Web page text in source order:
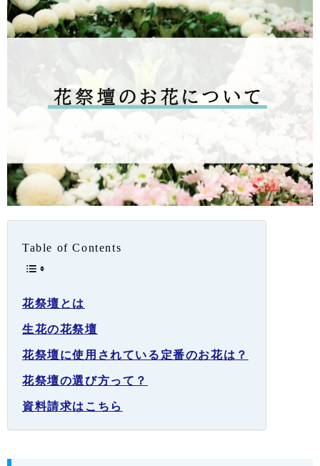
Table of Contents
花祭壇とは
生花の花祭壇
花祭壇に使用されている定番のお花は？
花祭壇の選び方って？
資料請求はこちら